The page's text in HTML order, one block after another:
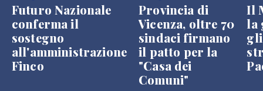
Futuro Nazionale
conferma il
sostegno
all'amministrazione
Finco
Provincia di
Vicenza, oltre 70
sindaci firmano
il patto per la
"Casa dei
Comuni"
Il
la